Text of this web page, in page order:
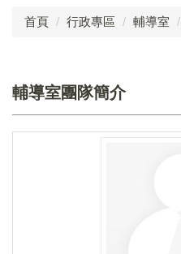
首頁 行政專區 輔導室
輔導室團隊簡介